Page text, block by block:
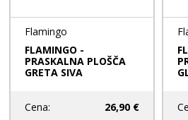
Flamingo
FLAMINGO -
PRASKALNA PLOŠČA
GRETA SIVA
Cena: 26,90 €